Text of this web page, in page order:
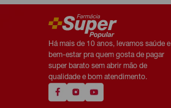
Há mais de 10 anos, levamos saúde e
bem-estar pra quem gosta de pagar
super barato sem abrir mão de
qualidade e bom atendimento.